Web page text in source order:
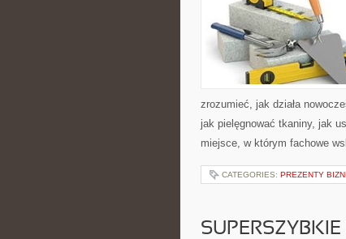
zrozumieć, jak działa
jak pielęgnować tkaniny, jak
miejsce, w którym fachowe
CATEGORIES: PREZENTY
SUPERSZYBKIE